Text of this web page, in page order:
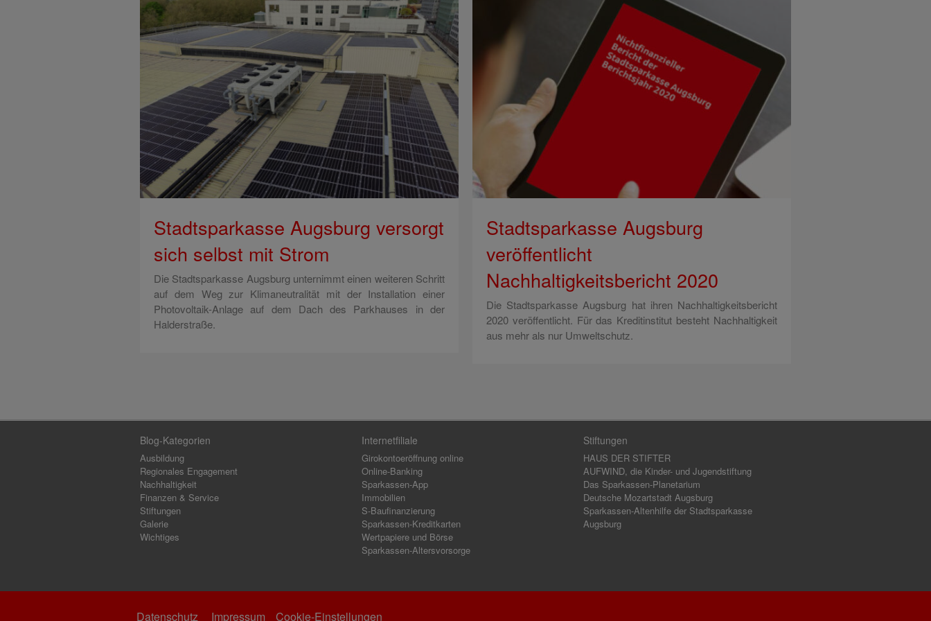
Stadtsparkasse Augsburg versorgt
sich selbst mit Strom
Die Stadtsparkasse Augsburg unternimmt einen weiteren Schritt
auf dem Weg zur Klimaneutralität mit der Installation einer
Photovoltaik-Anlage auf dem Dach des Parkhauses in der
Halderstraße.
Stadtsparkasse Augsburg
veröffentlicht
Nachhaltigkeitsbericht 2020
Die Stadtsparkasse Augsburg hat ihren Nachhaltigkeitsbericht
2020 veröffentlicht. Für das Kreditinstitut besteht Nachhaltigkeit
aus mehr als nur Umweltschutz.
Blog-Kategorien
Ausbildung
Regionales Engagement
Nachhaltigkeit
Finanzen & Service
Stiftungen
Galerie
Wichtiges
Internetfiliale
Girokontoeröffnung online
Online-Banking
Sparkassen-App
Immobilien
S-Baufinanzierung
Sparkassen-Kreditkarten
Wertpapiere und Börse
Sparkassen-Altersvorsorge
Stiftungen
HAUS DER STIFTER
AUFWIND, die Kinder- und Jugendstiftung
Das Sparkassen-Planetarium
Deutsche Mozartstadt Augsburg
Sparkassen-Altenhilfe der Stadtsparkasse
Augsburg
Datenschutz Impressum Cookie-Einstellungen